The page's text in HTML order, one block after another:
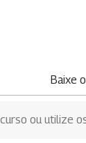
Baixe o